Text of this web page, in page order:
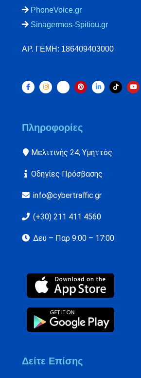
PhoneVoice.gr
Sinagermos-Spitiou.gr
ΑΡ. ΓΕΜΗ: 186409403000
Πληροφορίες
Μελιτινής 24, Υμηττός
Οδηγίες Πρόσβασης
info@cybertraffic.gr
(+30) 211 411 4560
Δευ – Παρ 9:00 – 17:00
Δείτε Επίσης